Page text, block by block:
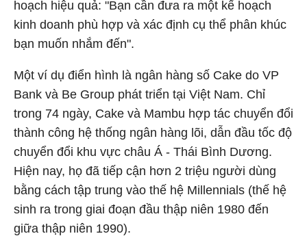
hoạch hiệu quả: "Bạn cần đưa ra một kế hoạch
kinh doanh phù hợp và xác định cụ thể phân khúc
bạn muốn nhắm đến".
Một ví dụ điển hình là ngân hàng số Cake do VP
Bank và Be Group phát triển tại Việt Nam. Chỉ
trong 74 ngày, Cake và Mambu hợp tác chuyển đổi
thành công hệ thống ngân hàng lõi, dẫn đầu tốc độ
chuyển đổi khu vực châu Á - Thái Bình Dương.
Hiện nay, họ đã tiếp cận hơn 2 triệu người dùng
bằng cách tập trung vào thế hệ Millennials (thế hệ
sinh ra trong giai đoạn đầu thập niên 1980 đến
giữa thập niên 1990).